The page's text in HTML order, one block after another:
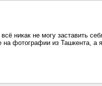
никак не могу заставить
на фотографии из Ташкента,